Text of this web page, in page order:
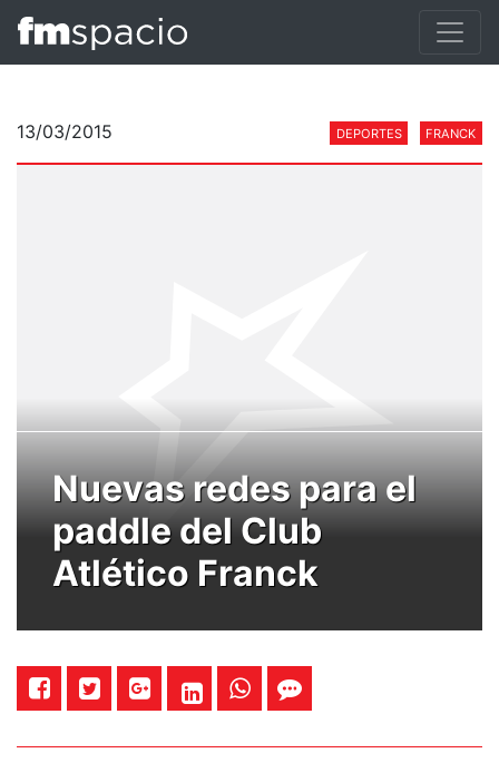
13/03/2015 DEPORTES FRANCK
Nuevas redes para el
paddle del Club
Atlético Franck